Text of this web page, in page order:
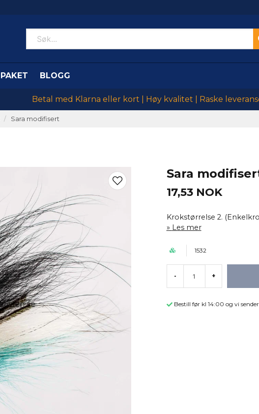
PAKET BLOGG
Betal med Klarna eller kort | Høy kvalitet | Raske
Sara modifisert
Sara
17,53 NOK
Krokstørrelse 2.
Les mer
1532
- +
Bestill før kl 14:00 og vi